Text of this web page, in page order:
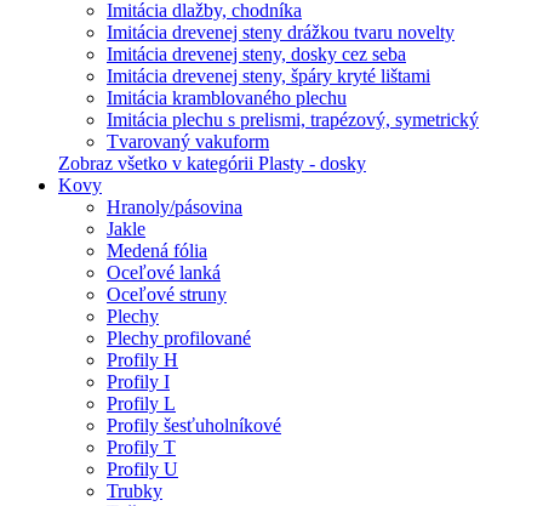
Imitácia dlažby, chodníka
Imitácia drevenej steny drážkou tvaru novelty
Imitácia drevenej steny, dosky cez seba
Imitácia drevenej steny, špáry kryté lištami
Imitácia kramblovaného plechu
Imitácia plechu s prelismi, trapézový, symetrický
Tvarovaný vakuform
Zobraz všetko v kategórii Plasty - dosky
Kovy
Hranoly/pásovina
Jakle
Medená fólia
Oceľové lanká
Oceľové struny
Plechy
Plechy profilované
Profily H
Profily I
Profily L
Profily šesťuholníkové
Profily T
Profily U
Trubky